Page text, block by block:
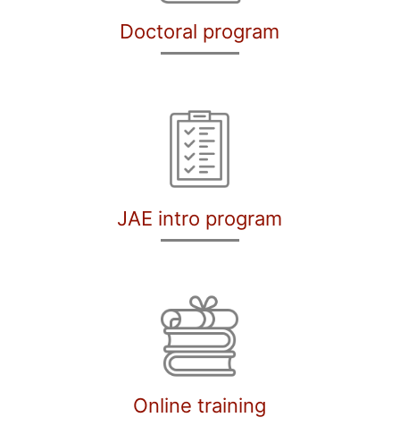
Doctoral program
JAE intro program
Online training